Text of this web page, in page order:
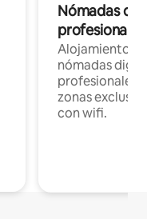
Nómadas
Alojamientos
nómadas
profesionales
zonas
con wifi.